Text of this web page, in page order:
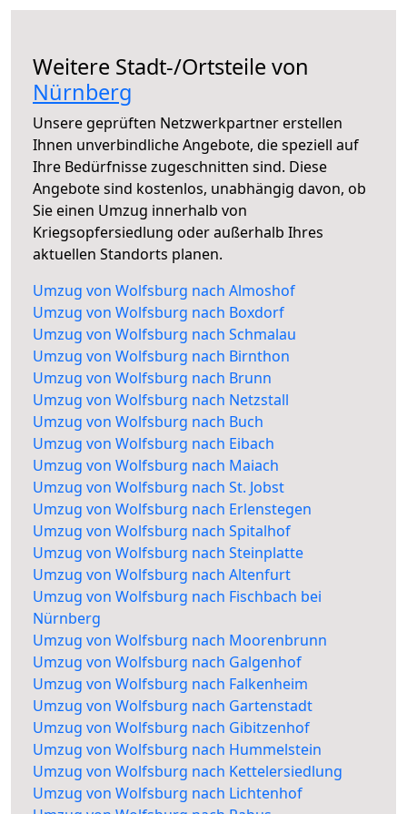
Weitere Stadt-/Ortsteile von
Nürnberg
Unsere geprüften Netzwerkpartner erstellen
Ihnen unverbindliche Angebote, die speziell auf
Ihre Bedürfnisse zugeschnitten sind. Diese
Angebote sind kostenlos, unabhängig davon, ob
Sie einen Umzug innerhalb von
Kriegsopfersiedlung oder außerhalb Ihres
aktuellen Standorts planen.
Umzug von Wolfsburg nach Almoshof
Umzug von Wolfsburg nach Boxdorf
Umzug von Wolfsburg nach Schmalau
Umzug von Wolfsburg nach Birnthon
Umzug von Wolfsburg nach Brunn
Umzug von Wolfsburg nach Netzstall
Umzug von Wolfsburg nach Buch
Umzug von Wolfsburg nach Eibach
Umzug von Wolfsburg nach Maiach
Umzug von Wolfsburg nach St. Jobst
Umzug von Wolfsburg nach Erlenstegen
Umzug von Wolfsburg nach Spitalhof
Umzug von Wolfsburg nach Steinplatte
Umzug von Wolfsburg nach Altenfurt
Umzug von Wolfsburg nach Fischbach bei
Nürnberg
Umzug von Wolfsburg nach Moorenbrunn
Umzug von Wolfsburg nach Galgenhof
Umzug von Wolfsburg nach Falkenheim
Umzug von Wolfsburg nach Gartenstadt
Umzug von Wolfsburg nach Gibitzenhof
Umzug von Wolfsburg nach Hummelstein
Umzug von Wolfsburg nach Kettelersiedlung
Umzug von Wolfsburg nach Lichtenhof